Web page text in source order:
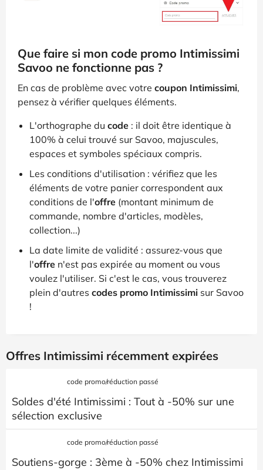
Que faire si mon code promo Intimissimi
Savoo ne fonctionne pas ?
En cas de problème avec votre coupon Intimissimi,
pensez à vérifier quelques éléments.
L'orthographe du code : il doit être identique à
100% à celui trouvé sur Savoo, majuscules,
espaces et symboles spéciaux compris.
Les conditions d'utilisation : vérifiez que les
éléments de votre panier correspondent aux
conditions de l'offre (montant minimum de
commande, nombre d'articles, modèles,
collection...)
La date limite de validité : assurez-vous que
l'offre n'est pas expirée au moment ou vous
voulez l'utiliser. Si c'est le cas, vous trouverez
plein d'autres codes promo Intimissimi sur Savoo
!
Offres Intimissimi récemment expirées
code promo/réduction passé
Soldes d'été Intimissimi : Tout à -50% sur une
sélection exclusive
code promo/réduction passé
Soutiens-gorge : 3ème à -50% chez Intimissimi